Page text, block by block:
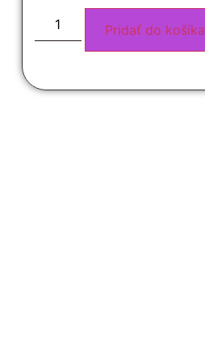
Pridať do košíka